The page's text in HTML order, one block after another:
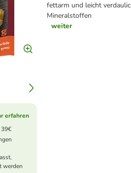
fettarm und leicht
Mineralstoffen
weiter
erfahren
39€
werden